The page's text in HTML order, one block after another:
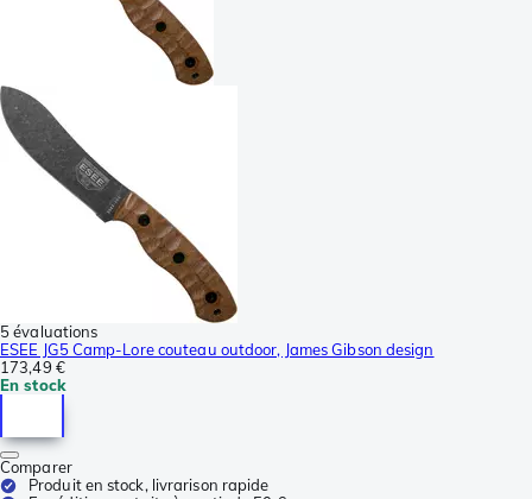
5 évaluations
ESEE JG5 Camp-Lore couteau outdoor, James Gibson design
173,49 €
En stock
Comparer
Produit en stock, livrarison rapide